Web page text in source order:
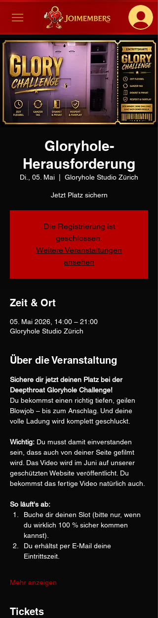
Gloryhole-
Herausforderung
Di., 05. Mai Gloryhole Studio Zürich
Jetzt Platz sichern
Die Registrierung ist
geschlossen.
Weitere Veranstaltungen
ansehen
Zeit & Ort
05. Mai 2026, 14:00 – 21:00
Gloryhole Studio Zürich
Über die Veranstaltung
Sichere dir jetzt deinen Platz bei der
Deepthroat Gloryhole Challenge!
Du bekommst einen richtig tiefen, geilen
Blowjob – bis zum Anschlag. Und deine
volle Ladung wird komplett geschluckt.
Wichtig: Du musst damit einverstanden
sein, dass auch von deiner Seite gefilmt
wird. Das Video wird im Juni auf unserer
geschützten Website veröffentlicht. Du
bekommst das fertige Video natürlich auch.
So läuft's ab:
Buche dir deinen Slot (bitte nur, wenn
du wirklich 100 % sicher kommen
kannst).
Du erhältst per E-Mail deine
Eintrittszeit.
Mehr anzeigen
Tickets